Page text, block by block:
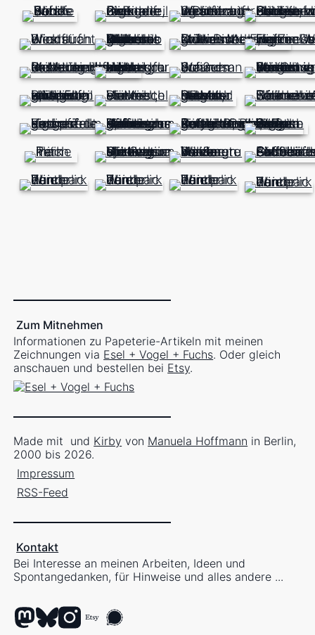
Zum Mitnehmen
Informationen zu Papeterie-Artikeln mit meinen
Zeichnungen via Esel + Vogel + Fuchs. Oder gleich
anschauen und bestellen bei Etsy.
Made mit und Kirby von Manuela Hoffmann in Berlin,
2000 bis 2026.
Impressum
RSS-Feed
Kontakt
Bei Interesse an meinen Arbeiten, Ideen und
Spontangedanken, für Hinweise und alles andere ...